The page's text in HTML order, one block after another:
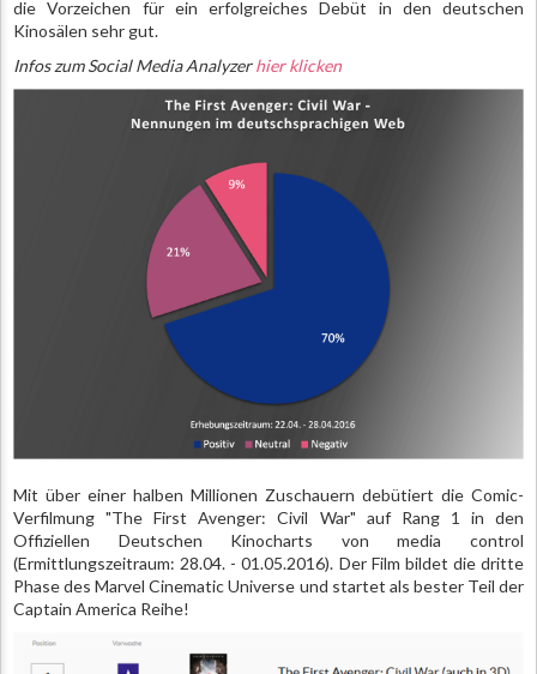
die Vorzeichen für ein erfolgreiches Debüt in den deutschen
Kinosälen sehr gut.
Infos zum Social Media Analyzerhier klicken
Mit über einer halben Millionen Zuschauern debütiert die Comic-
Verfilmung "The First Avenger: Civil War" auf Rang 1 in den
Offiziellen Deutschen Kinocharts von media control
(Ermittlungszeitraum: 28.04. - 01.05.2016). Der Film bildet die dritte
Phase des Marvel Cinematic Universe und startet als bester Teil der
Captain America Reihe!